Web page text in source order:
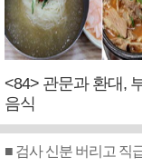
<84> 관문과 환대,
음식